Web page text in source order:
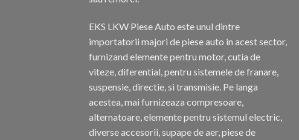
EKS LKW Piese Auto este unul dintre
importatorii majori de piese auto in acest sector,
furnizand elemente pentru motor, cutia de
viteze, diferential, pentru sistemele de franare,
suspensie, directie, si transmisie. Pe langa
acestea, mai furnizeaza compresoare,
alternatoare, elemente pentru sistemul electric,
diverse accesorii, supape de aer, piese de